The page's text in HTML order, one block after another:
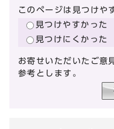
このページは見つけや
見つけやすかった
見つけにくかった
お寄せいただいたご意
参考とします。